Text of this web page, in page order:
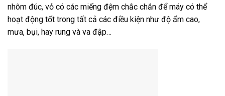
nhôm đúc, vỏ có các miếng đệm chắc chắn để máy có thể
hoạt động tốt trong tất cả các điều kiện như độ ẩm cao,
mưa, bụi, hay rung và va đập…